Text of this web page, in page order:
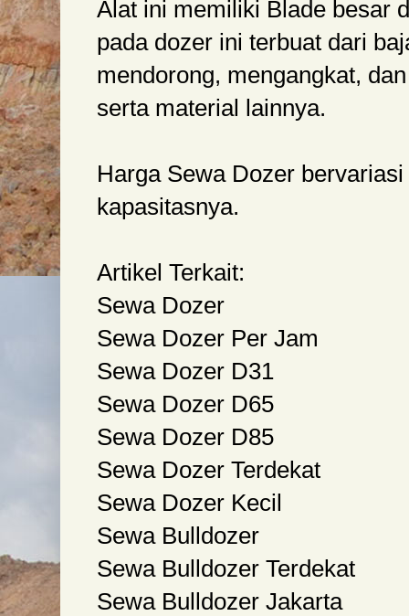
Alat ini memiliki Blade besar
pada dozer ini terbuat dari
mendorong, mengangkat,
serta material lainnya.
Harga Sewa Dozer
kapasitasnya.
Artikel Terkait:
Sewa Dozer
Sewa Dozer Per Jam
Sewa Dozer D31
Sewa Dozer D65
Sewa Dozer D85
Sewa Dozer Terdekat
Sewa Dozer Kecil
Sewa Bulldozer
Sewa Bulldozer Terdekat
Sewa Bulldozer Jakarta